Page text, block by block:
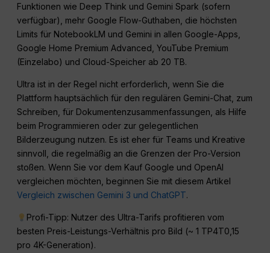
Funktionen wie Deep Think und Gemini Spark (sofern
verfügbar), mehr Google Flow-Guthaben, die höchsten
Limits für NotebookLM und Gemini in allen Google-Apps,
Google Home Premium Advanced, YouTube Premium
(Einzelabo) und Cloud-Speicher ab 20 TB.
Ultra ist in der Regel nicht erforderlich, wenn Sie die
Plattform hauptsächlich für den regulären Gemini-Chat, zum
Schreiben, für Dokumentenzusammenfassungen, als Hilfe
beim Programmieren oder zur gelegentlichen
Bilderzeugung nutzen. Es ist eher für Teams und Kreative
sinnvoll, die regelmäßig an die Grenzen der Pro-Version
stoßen. Wenn Sie vor dem Kauf Google und OpenAI
vergleichen möchten, beginnen Sie mit diesem Artikel
Vergleich zwischen Gemini 3 und ChatGPT.
Profi-Tipp: Nutzer des Ultra-Tarifs profitieren vom
besten Preis-Leistungs-Verhältnis pro Bild (~ 1 TP4T0,15
pro 4K-Generation).